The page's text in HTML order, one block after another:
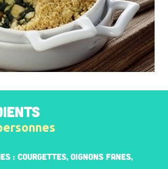
: COURGETTES, OIGNONS FANES,